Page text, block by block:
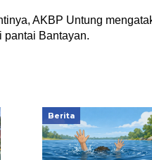
AKBP Untung
pantai Bantayan.
Berita